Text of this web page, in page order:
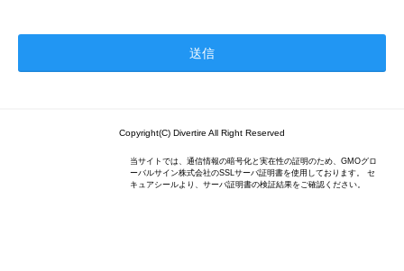
Copyright(C) Divertire All Right Reserved
当サイトでは、通信情報の暗号化と実在性の証明のため、GMOグロ
ーバルサイン株式会社のSSLサーバ証明書を使用しております。 セ
キュアシールより、サーバ証明書の検証結果をご確認ください。